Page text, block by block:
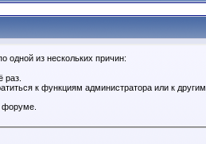
одной из нескольких причин:
раз.
к функциям администратора или к другим
форуме.